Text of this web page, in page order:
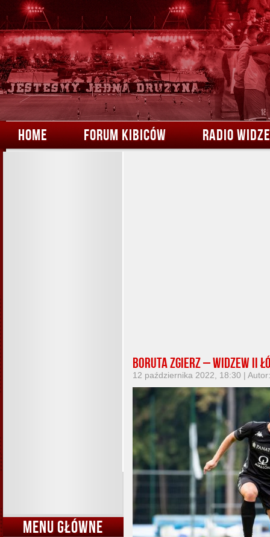
HOME FORUM KIBICÓW RADIO
MENU GŁÓWNE
Boruta Zgierz – Widzew II
12 października 2022, 18:30 |